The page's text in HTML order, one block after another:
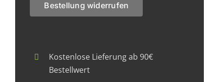
Bestellung widerrufen
Kostenlose Lieferung ab 90€
Bestellwert